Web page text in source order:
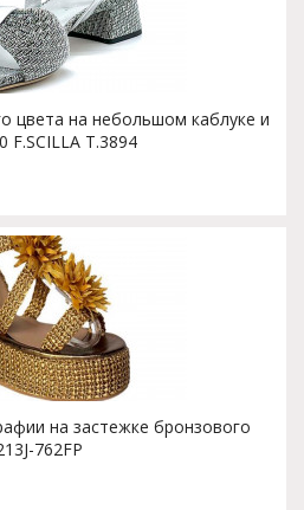
цвета на небольшом каблуке и
F.SCILLA T.3894
на застежке бронзового
762FP